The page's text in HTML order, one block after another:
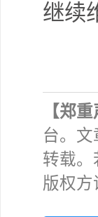
继续
【郑重
台。
转载。
版权方